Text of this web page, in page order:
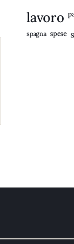
lavoro
spagna spese